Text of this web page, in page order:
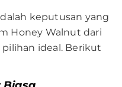
keputusan yang
Honey Walnut dari
ideal. Berikut